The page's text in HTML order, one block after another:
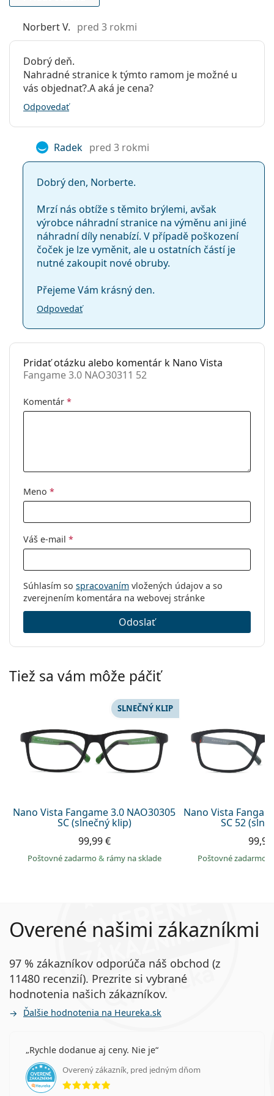
prečítajte pokyny.
Flexi pánt:
Áno
Slnečný klip:
Nie
Puzdro:
Áno
handrička:
Áno
Detské
Kategória:
Dioptrické okuliare
Značka:
Nano Vista
Fangame 3.0 NAO30311 52
Norbert V. pred 3 rokmi
Dobrý deň.
Nahradné stranice k týmto ramom je možné u
vás objednať?.A aká je cena?
Odpovedať
Radek pred 3 rokmi
Dobrý den, Norberte.
Mrzí nás obtíže s těmito brýlemi, avšak
výrobce náhradní stranice na výměnu ani jiné
náhradní díly nenabízí. V případě poškození
čoček je lze vyměnit, ale u ostatních částí je
nutné zakoupit nové obruby.
Přejeme Vám krásný den.
Odpovedať
Pridať otázku alebo komentár k Nano Vista
Fangame 3.0 NAO30311 52
Komentár *
Meno *
Váš e-mail *
Súhlasím so spracovaním vložených údajov a so
zverejnením komentára na webovej stránke
Odoslať
Tiež sa vám môže páčiť
Nano Vista Fangame 3.0 NAO30305
SC (slnečný klip)
SLNEČNÝ KLIP
99,99 €
Poštovné zadarmo& rámy na sklade
Nano Vista
SC 52
Poštovné zadarmo
Overené našimi zákazníkmi
97 % zákazníkov odporúča náš obchod (z
11480 recenzií). Prezrite si vybrané
hodnotenia našich zákazníkov.
Ďalšie hodnotenia na Heureka.sk
Rychle dodanue aj ceny. Nie je
Overený zákazník, pred jedným dňom
hodnotenie 5 z 5